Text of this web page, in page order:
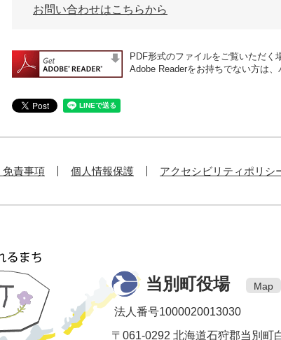
お問い合わせはこちらから
PDF形式のファイルをご覧いただく
Adobe Readerをお持ちでない方は
免責事項 個人情報保護 アクセシビリティポリシ
当別町役場 Map
法人番号1000020013030
〒061-0292 北海道石狩郡当別町